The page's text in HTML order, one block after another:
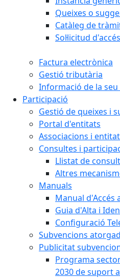
Queixes o
Catàleg de
Sol·licitud
Factura electrònica
Gestió tributària
Informació de la
Participació
Gestió de queixes i
Portal d'entitats
Associacions i
Consultes i
Llistat de
Altres
Manuals
Manual d'Accés
Guia d'Alta i
Configuració
Subvencions
Publicitat
Programa
2030 de suport